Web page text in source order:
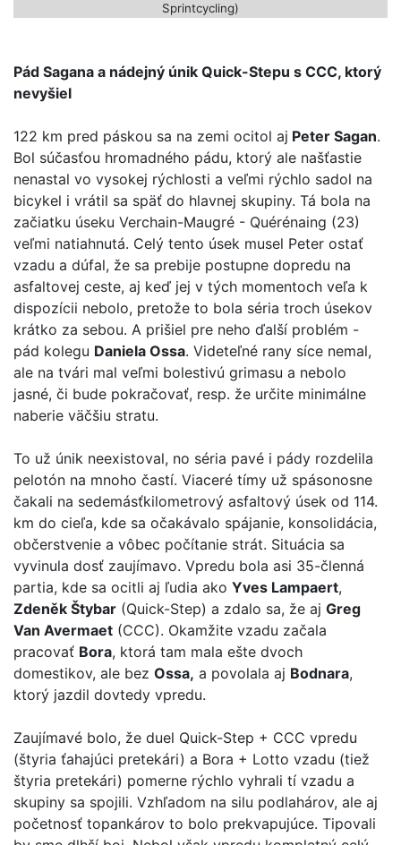
Sprintcycling)
Pád Sagana a nádejný únik Quick-Stepu s CCC, ktorý
nevyšiel
122 km pred páskou sa na zemi ocitol aj Peter Sagan.
Bol súčasťou hromadného pádu, ktorý ale našťastie
nenastal vo vysokej rýchlosti a veľmi rýchlo sadol na
bicykel i vrátil sa späť do hlavnej skupiny. Tá bola na
začiatku úseku Verchain-Maugré - Quérénaing (23)
veľmi natiahnutá. Celý tento úsek musel Peter ostať
vzadu a dúfal, že sa prebije postupne dopredu na
asfaltovej ceste, aj keď jej v tých momentoch veľa k
dispozícii nebolo, pretože to bola séria troch úsekov
krátko za sebou. A prišiel pre neho ďalší problém -
pád kolegu Daniela Ossa. Videteľné rany síce nemal,
ale na tvári mal veľmi bolestivú grimasu a nebolo
jasné, či bude pokračovať, resp. že určite minimálne
naberie väčšiu stratu.
To už únik neexistoval, no séria pavé i pády rozdelila
pelotón na mnoho častí. Viaceré tímy už spásonosne
čakali na sedemásťkilometrový asfaltový úsek od 114.
km do cieľa, kde sa očakávalo spájanie, konsolidácia,
občerstvenie a vôbec počítanie strát. Situácia sa
vyvinula dosť zaujímavo. Vpredu bola asi 35-členná
partia, kde sa ocitli aj ľudia ako Yves Lampaert,
Zdeněk Štybar (Quick-Step) a zdalo sa, že aj Greg
Van Avermaet (CCC). Okamžite vzadu začala
pracovať Bora, ktorá tam mala ešte dvoch
domestikov, ale bez Ossa, a povolala aj Bodnara,
ktorý jazdil dovtedy vpredu.
Zaujímavé bolo, že duel Quick-Step + CCC vpredu
(štyria ťahajúci pretekári) a Bora + Lotto vzadu (tiež
štyria pretekári) pomerne rýchlo vyhrali tí vzadu a
skupiny sa spojili. Vzhľadom na silu podlahárov, ale aj
početnosť topankárov to bolo prekvapujúce. Tipovali